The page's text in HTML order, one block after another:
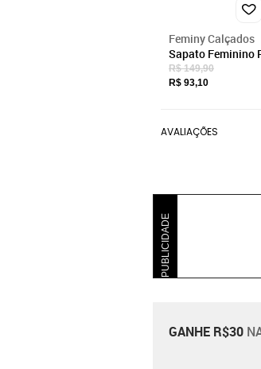
Feminy Calçados
Sapato Feminino
Salto Baixo Grosso
fechado Enfeite
R$ 149,90
R$ 93,10
AVALIAÇÕES
PUBLICIDADE
GANHE R$30